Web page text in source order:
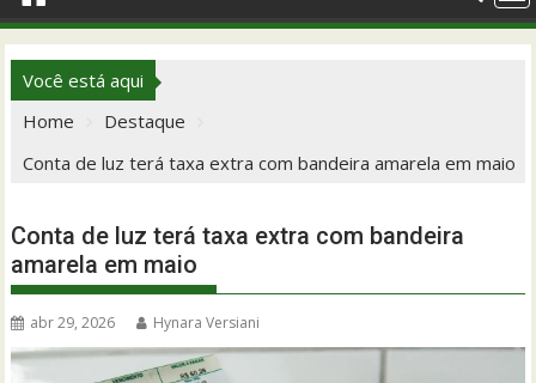
Você está aqui
Home
Destaque
Conta de luz terá taxa extra com bandeira amarela em maio
Conta de luz terá taxa extra com bandeira
amarela em maio
abr 29, 2026 Hynara Versiani